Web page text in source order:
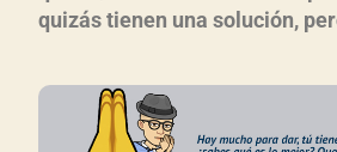
quizás tienen una solución,